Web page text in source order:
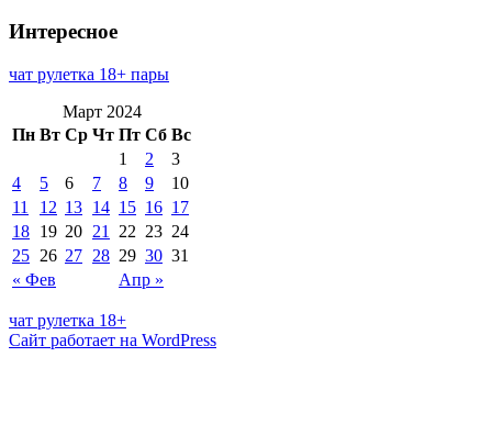
Интересное
чат рулетка 18+ пары
Март 2024
Пн Вт Ср Чт Пт Сб Вс
« Фев Апр »
1 2
3
4
5 6 7 8 9
10
11
12 13 14 15 16 17
18 19 20 21 22 23 24
25 26 27 28 29 30 31
чат рулетка 18+
Сайт работает на WordPress